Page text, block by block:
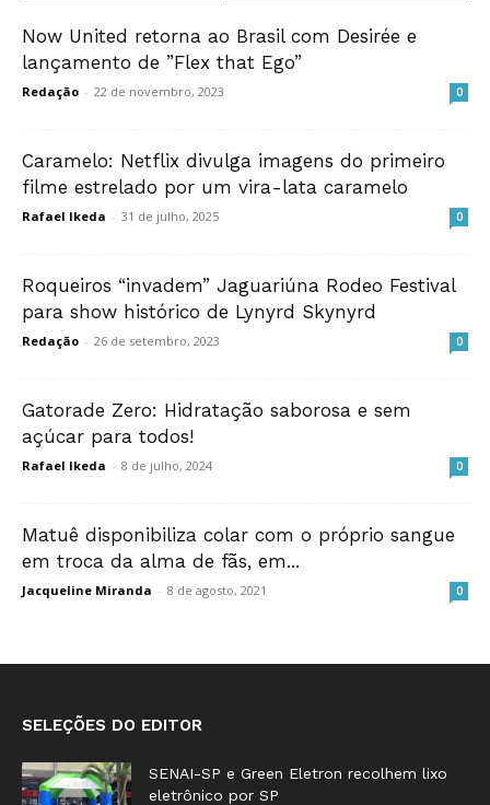
Now United retorna ao Brasil com Desirée e
lançamento de ”Flex that Ego”
Redação - 22 de novembro, 2023 0
Caramelo: Netflix divulga imagens do primeiro
filme estrelado por um vira-lata caramelo
Rafael Ikeda - 31 de julho, 2025 0
Roqueiros “invadem” Jaguariúna Rodeo Festival
para show histórico de Lynyrd Skynyrd
Redação - 26 de setembro, 2023 0
Gatorade Zero: Hidratação saborosa e sem
açúcar para todos!
Rafael Ikeda - 8 de julho, 2024 0
Matuê disponibiliza colar com o próprio sangue
em troca da alma de fãs, em...
Jacqueline Miranda - 8 de agosto, 2021 0
SELEÇÕES DO EDITOR
SENAI-SP e Green Eletron recolhem lixo
eletrônico por SP